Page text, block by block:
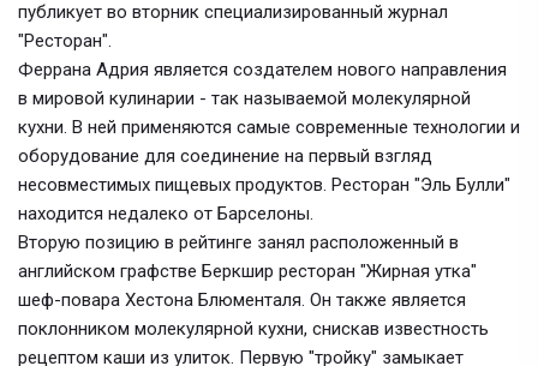
публикует во вторник специализированный журнал
"Ресторан".
Феррана Адрия является создателем нового направления
в мировой кулинарии - так называемой молекулярной
кухни. В ней применяются самые современные технологии и
оборудование для соединение на первый взгляд
несовместимых пищевых продуктов. Ресторан "Эль Булли"
находится недалеко от Барселоны.
Вторую позицию в рейтинге занял расположенный в
английском графстве Беркшир ресторан "Жирная утка"
шеф-повара Хестона Блюменталя. Он также является
поклонником молекулярной кухни, снискав известность
рецептом каши из улиток. Первую "тройку" замыкает